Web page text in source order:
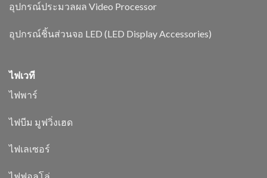
อุปกรณ์ประมวลผล Video Processor
อุปกรณ์ชิ้นส่วนจอ LED (LED Display Accessories)
ไฟเวที
ไฟพาร์
ไฟบีม มูฟวิ่งเฮด
ไฟเลเซอร์